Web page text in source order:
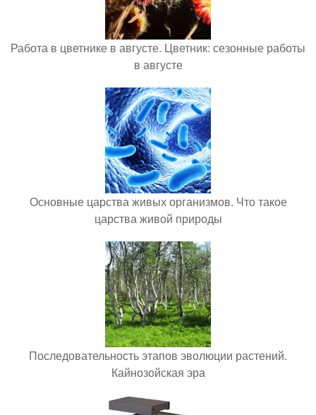
Работа в цветнике в августе. Цветник: сезонные работы
в августе
Основные царства живых организмов. Что такое
царства живой природы
Последовательность этапов эволюции растений.
Кайнозойская эра